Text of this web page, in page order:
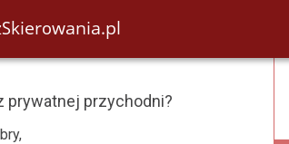
prywatnej przychodni?